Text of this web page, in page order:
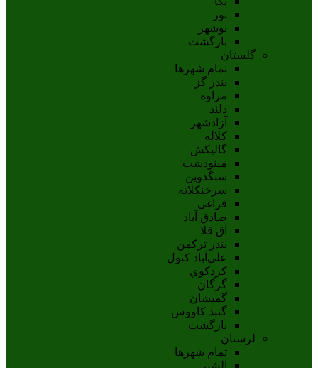
نور
نوشهر
بازگشت
گلستان
تمام شهر‌ها
بندر گز
مراوه
دلند
آزادشهر
کلاله
گالیکش
مینودشت
سنگدوین
سرخنکلاته
فراغی
صادق آباد
آق قلا
بندر ترکمن
علي‌آباد کتول
کردکوي
گرگان
گميشان
گنبد کاووس
بازگشت
لرستان
تمام شهر‌ها
الشتر